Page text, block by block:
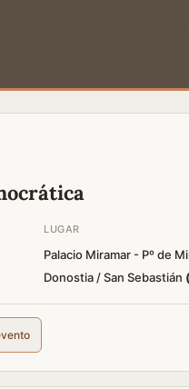
LUGAR
Palacio Miramar - Pº de
Donostia / San Sebastián (